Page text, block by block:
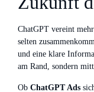
ChatGPT vereint
selten
und eine klare
am Rand, sondern
Ob ChatGPT Ads